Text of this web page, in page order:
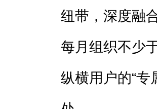
纽带，深度融
每月组织不少
纵横用户的“专